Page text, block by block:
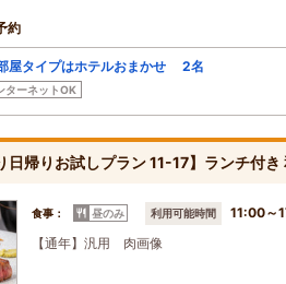
約
屋タイプはホテルおまかせ 2名
ターネットOK
日帰りお試しプラン 11-17】ランチ付
食事： 昼のみ 利用可能時間
11:00～
【通年】汎用 肉画像